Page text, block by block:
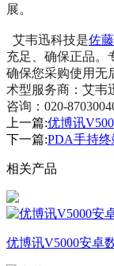
展。
艾韦迅科技是佐
充足、确保正品。
确保您采购使用无
术型服务商：艾韦
咨询：020-
上一篇:优博讯
下一篇:PDA手持
相关产品
优博讯V5000安卓